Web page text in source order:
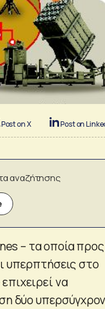
Post on X Post on
αναζήτησης
– τα οποία
υπερπτήσεις στο
να
δύο